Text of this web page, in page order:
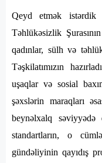
Qeyd etmək
Təhlükəsizlik
qadınlar, sülh və
Təşkilatımızın
uşaqlar və sosial
şəxslərin maraqları
beynəlxalq
standartların, o
gündəliyinin qayıdış